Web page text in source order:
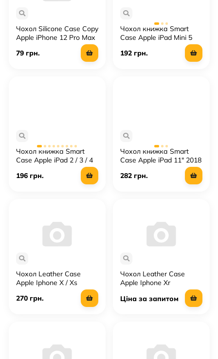
Чохол Silicone Case Copy
Apple iPhone 12 Pro Max
79 грн.
Чохол книжка Smart
Case Apple iPad Mini 5
192 грн.
Чохол книжка Smart
Case Apple iPad 2 / 3 / 4
196 грн.
Чохол книжка Smart
Case Apple iPad 11" 2018
282 грн.
Чохол Leather Case
Apple Iphone X / Xs
270 грн.
Чохол Leather Case
Apple Iphone Xr
Ціна за запитом